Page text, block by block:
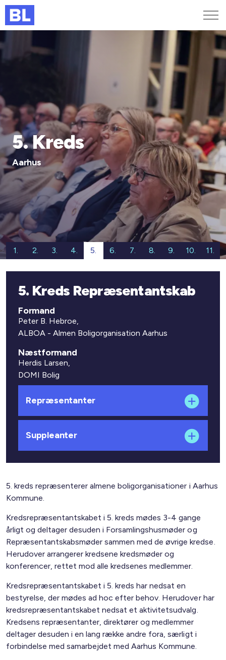
Genveje
MitBL
5. Kreds
Aarhus
5. kreds repræsenterer almene boligorganisationer i Aarhus
Kommune.
Kredsrepræsentantskabet i 5. kreds mødes 3-4 gange
årligt og deltager desuden i Forsamlingshusmøder og
Repræsentantskabsmøder sammen med de øvrige kredse.
Herudover arrangerer kredsene kredsmøder og
konferencer, rettet mod alle kredsenes medlemmer.
Kredsrepræsentantskabet i 5. kreds har nedsat en
bestyrelse, der mødes ad hoc efter behov. Herudover har
kredsrepræsentantskabet nedsat et aktivitetsudvalg.
Kredsens repræsentanter, direktører og medlemmer
deltager desuden i en lang række andre fora, særligt i
forbindelse med samarbejdet med Aarhus Kommune.
1. 2. 3. 4. 5. 6. 7. 8. 9. 10. 11.
5. Kreds Repræsentantskab
Formand
Peter B. Hebroe,
ALBOA - Almen Boligorganisation Aarhus
Næstformand
Herdis Larsen,
DOMI Bolig
Repræsentanter
Suppleanter